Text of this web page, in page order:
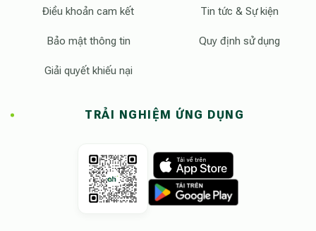
Điều khoản cam kết
Bảo mật thông tin
Giải quyết khiếu nại
Tin tức & Sự kiện
Quy định sử dụng
TRẢI NGHIỆM ỨNG DỤNG